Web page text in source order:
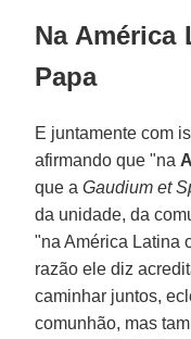
Na América
Papa
E juntamente com
afirmando que "na
que aGaudium et
da unidade, da
"na América Latina
razão ele diz
caminhar juntos,
comunhão, mas